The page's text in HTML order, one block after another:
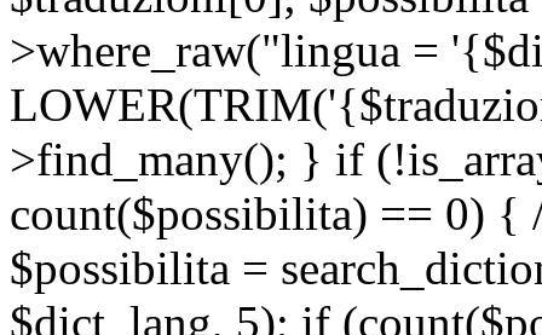
>where_raw("lingua =
>find_many(); } if
count($possibilita) == 0) {
$possibilita =
$dict_lang, 5); if